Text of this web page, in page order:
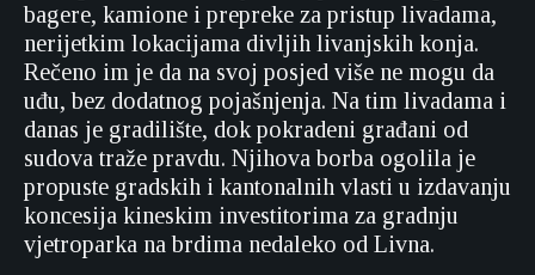
bagere, kamione i prepreke za pristup livadama,
nerijetkim lokacijama divljih livanjskih konja.
Rečeno im je da na svoj posjed više ne mogu da
uđu, bez dodatnog pojašnjenja. Na tim livadama i
danas je gradilište, dok pokradeni građani od
sudova traže pravdu. Njihova borba ogolila je
propuste gradskih i kantonalnih vlasti u izdavanju
koncesija kineskim investitorima za gradnju
vjetroparka na brdima nedaleko od Livna.